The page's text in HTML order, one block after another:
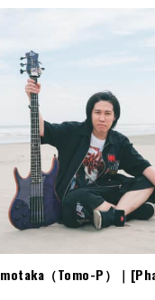
（Tomo-P）｜